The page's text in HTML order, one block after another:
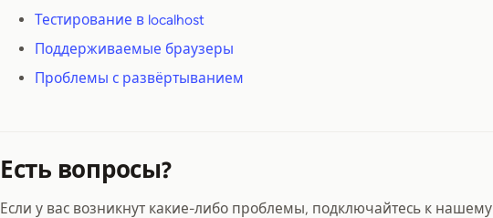
Тестирование в localhost
Поддерживаемые браузеры
Проблемы с развёртыванием
Есть вопросы?
Если у вас возникнут какие-либо проблемы, подключайтесь к нашему